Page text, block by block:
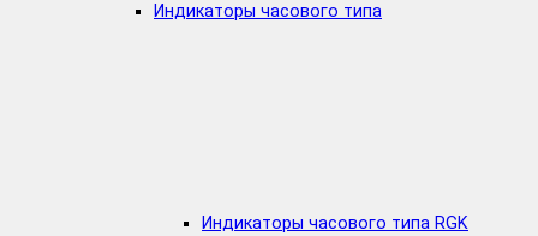
Индикаторы часового типа
Индикаторы часового типа RGK